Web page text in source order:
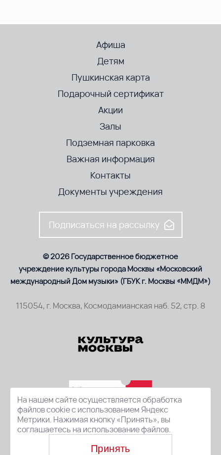
Афиша
Детям
Пушкинская карта
Подарочный сертификат
Акции
Залы
Подземная парковка
Важная информация
Контакты
Документы учреждения
Подписаться на рассылку
© 2026 Государственное бюджетное
учреждение культуры города Москвы «Московский
международный Дом музыки» (ГБУК г. Москвы «ММДМ»)
115054, г. Москва, Космодамианская наб. 52, стр. 8
На нашем сайте осуществляется обработка
файлов cookie с использованием Яндекс
Метрики. Нажимая кнопку «Принять», вы
соглашаетесь на использование файлов.
Принять